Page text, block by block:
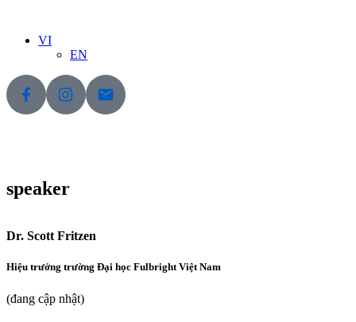
VI
EN
speaker
Dr. Scott Fritzen
Hiệu trưởng trường Đại học Fulbright Việt Nam
(đang cập nhật)